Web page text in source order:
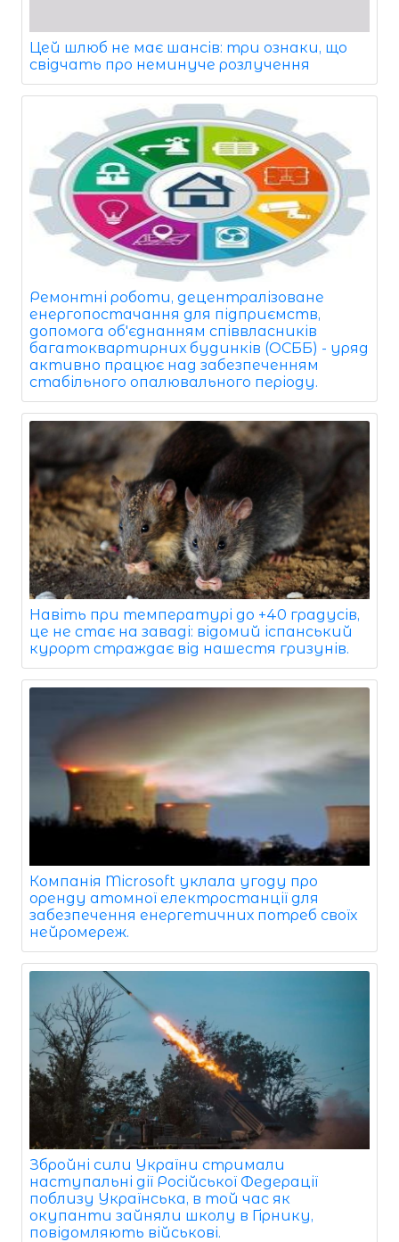
Цей шлюб не має шансів: три ознаки, що
свідчать про неминуче розлучення
Ремонтні роботи, децентралізоване
енергопостачання для підприємств,
допомога об'єднанням співвласників
багатоквартирних будинків (ОСББ) - уряд
активно працює над забезпеченням
стабільного опалювального періоду.
Навіть при температурі до +40 градусів,
це не стає на заваді: відомий іспанський
курорт страждає від нашестя гризунів.
Компанія Microsoft уклала угоду про
оренду атомної електростанції для
забезпечення енергетичних потреб своїх
нейромереж.
Збройні сили України стримали
наступальні дії Російської Федерації
поблизу Українська, в той час як
окупанти зайняли школу в Гірнику,
повідомляють військові.